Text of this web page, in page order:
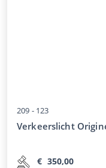
209 - 123
Verkeerslicht
€ 350,00